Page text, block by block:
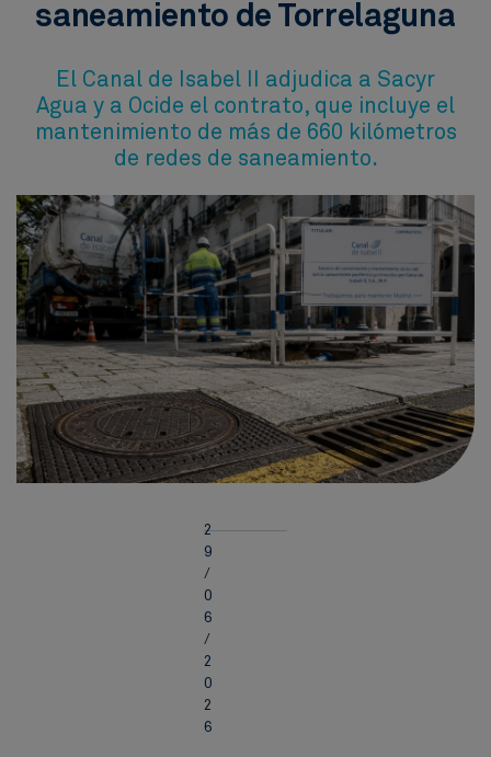
saneamiento de Torrelaguna
El Canal de Isabel II adjudica a Sacyr
Agua y a Ocide el contrato, que incluye el
mantenimiento de más de 660 kilómetros
de redes de saneamiento.
2
9
/
0
6
/
2
0
2
6